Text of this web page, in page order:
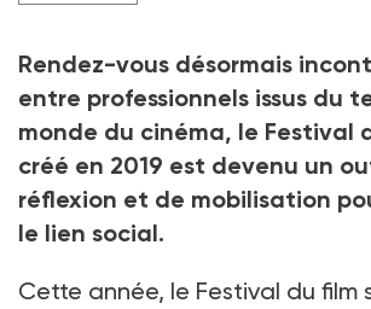
Rendez-vous désormais
entre professionnels issus du
monde du cinéma, le Festival
créé en 2019 est devenu un
réflexion et de mobilisation
le lien social.
Cette année, le Festival du film